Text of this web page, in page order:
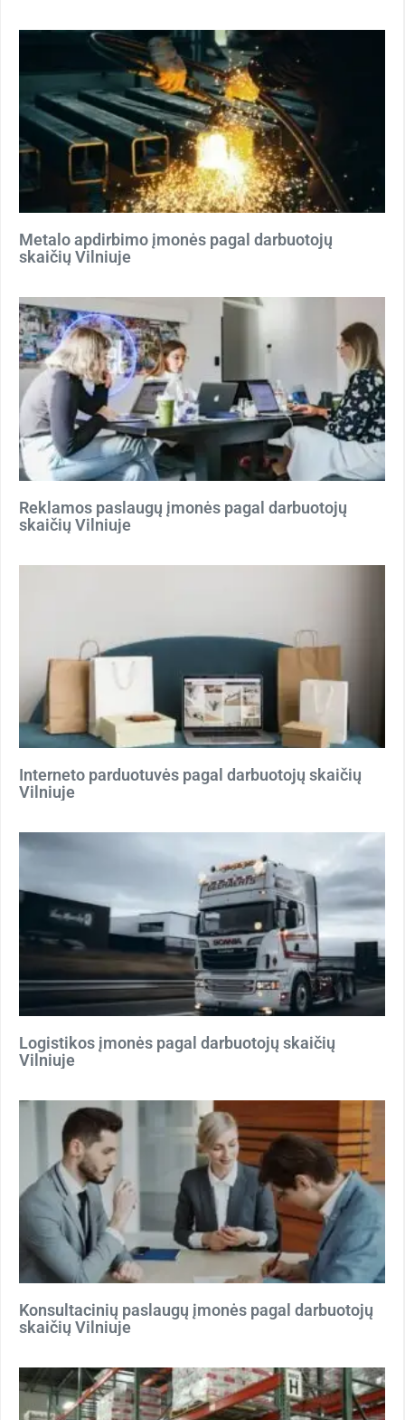
Metalo apdirbimo įmonės pagal darbuotojų
skaičių Vilniuje
Reklamos paslaugų įmonės pagal darbuotojų
skaičių Vilniuje
Interneto parduotuvės pagal darbuotojų skaičių
Vilniuje
Logistikos įmonės pagal darbuotojų skaičių
Vilniuje
Konsultacinių paslaugų įmonės pagal darbuotojų
skaičių Vilniuje